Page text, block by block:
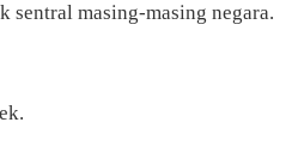
sentral masing-masing negara.